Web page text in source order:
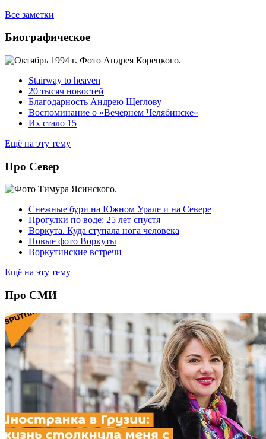
Все заметки
Биографическое
Stairway to heaven
20 тысяч новостей
Благодарность Андрею Щеглову
Воспоминание о «Вечернем Челябинске»
Их стало 15
Ещё на эту тему
Про Север
Снежные бури на Южном Урале и на Севере
Прогулки по воде: 25 лет спустя
Воркута. Куда ступала нога человека
Новые фото Воркуты
Воркутинские встречи
Ещё на эту тему
Про СМИ